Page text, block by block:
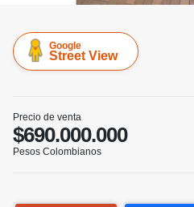
Google
Street View
Precio de venta
$690.000.000
Pesos Colombianos